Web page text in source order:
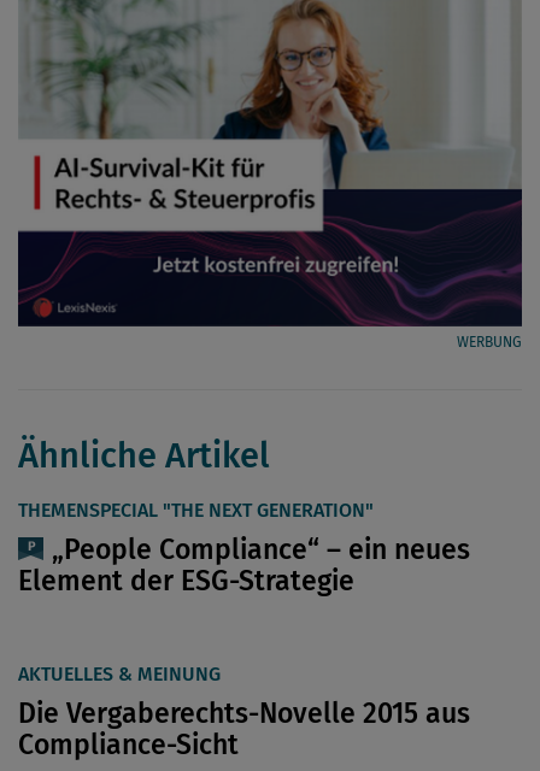
WERBUNG
Ähnliche Artikel
THEMENSPECIAL "THE NEXT GENERATION"
„People Compliance“ – ein neues
Element der ESG-Strategie
AKTUELLES & MEINUNG
Die Vergaberechts-Novelle 2015 aus
Compliance-Sicht